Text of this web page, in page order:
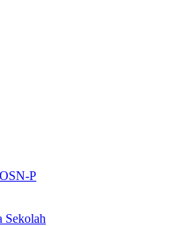
P
Sekolah